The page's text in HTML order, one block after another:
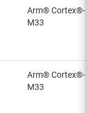
Arm® Cortex®-
M33
Arm® Cortex®-
M33